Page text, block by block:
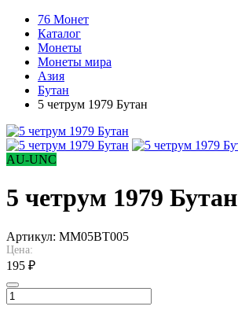
76 Монет
Каталог
Монеты
Монеты мира
Азия
Бутан
5 четрум 1979 Бутан
AU-UNC
5 четрум 1979 Бутан
Артикул: MM05BT005
Цена:
195 ₽